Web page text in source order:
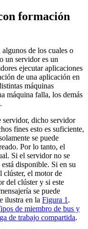
formación
de los cuales o
un servidor es un
ejecutar aplicaciones
de una aplicación en
máquinas
máquina falla, los demás
servidor, dicho servidor
fines esto es suficiente,
se puede
Por lo tanto, el
Si el servidor no se
disponible. Si en su
clúster, el motor de
del clúster y si este
se puede
ilustra en la Figura 1 .
de miembro de bus y
de trabajo compartida.